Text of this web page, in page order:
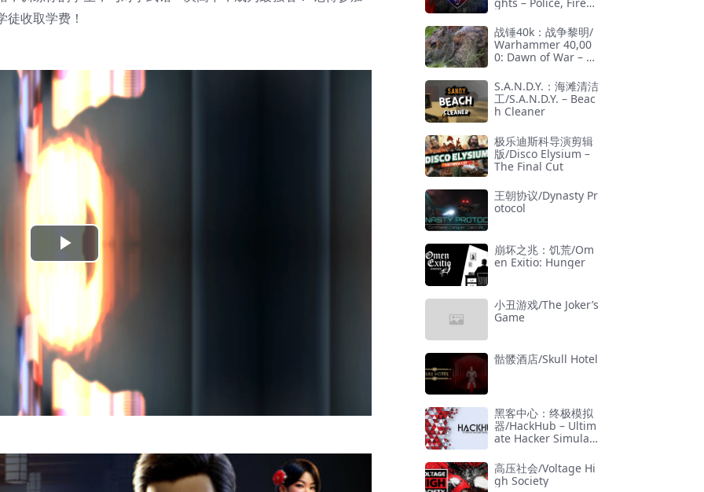
收取学费！
Play
Video
Services Simulator
战锤40k：战争黎明/
Warhammer 40,00
0: Dawn of War – D
S.A.N.D.Y.：海滩清洁
工/S.A.N.D.Y. – Beac
h Cleaner
极乐迪斯科导演剪辑
版/Disco Elysium –
The Final Cut
王朝协议/Dynasty Pr
otocol
崩坏之兆：饥荒/Om
en Exitio: Hunger
小丑游戏/The Joker’s
Game
骷髅酒店/Skull Hotel
黑客中心：终极模拟
器/HackHub – Ultim
ate Hacker Simulat
高压社会/Voltage Hi
gh Society